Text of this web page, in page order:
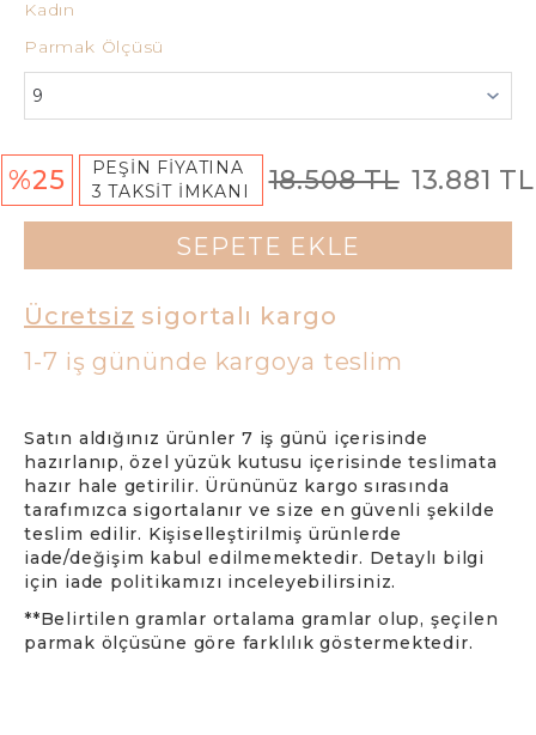
Kadın
Parmak Ölçüsü
%25
PEŞİN FİYATINA
3 TAKSİT İMKANI
18.508 TL 13.881 TL
SEPETE EKLE
Ücretsiz sigortalı kargo
1-7 iş gününde kargoya teslim
Satın aldığınız ürünler 7 iş günü içerisinde
hazırlanıp, özel yüzük kutusu içerisinde teslimata
hazır hale getirilir. Ürününüz kargo sırasında
tarafımızca sigortalanır ve size en güvenli şekilde
teslim edilir. Kişiselleştirilmiş ürünlerde
iade/değişim kabul edilmemektedir. Detaylı bilgi
için iade politikamızı inceleyebilirsiniz.
**Belirtilen gramlar ortalama gramlar olup, şeçilen
parmak ölçüsüne göre farklılık göstermektedir.